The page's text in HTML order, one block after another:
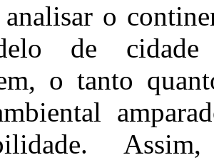
o
de cidade
o tanto